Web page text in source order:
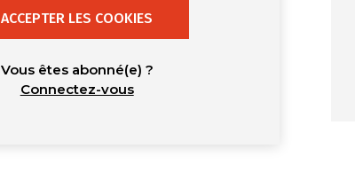
ACCEPTER LES COOKIES
Vous êtes abonné(e) ?
Connectez-vous